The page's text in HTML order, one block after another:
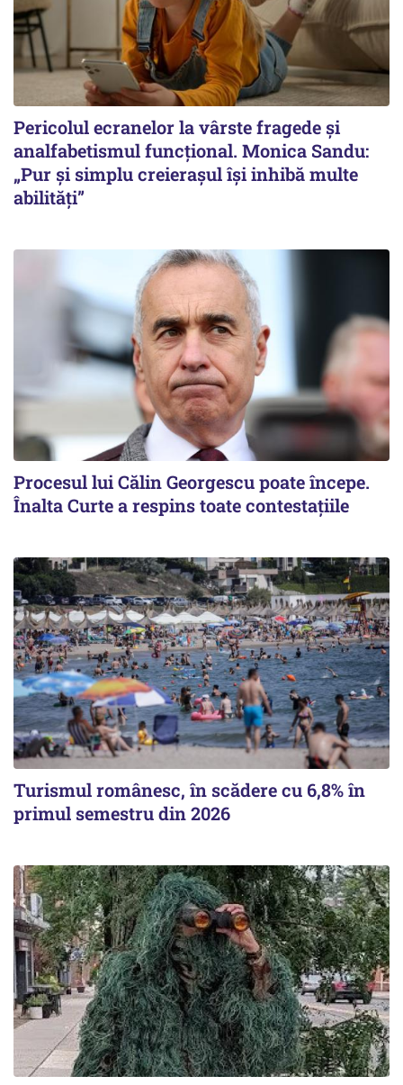
Pericolul ecranelor la vârste fragede și
analfabetismul funcțional. Monica Sandu:
„Pur și simplu creierașul își inhibă multe
abilități”
Procesul lui Călin Georgescu poate începe.
Înalta Curte a respins toate contestațiile
Turismul românesc, în scădere cu 6,8% în
primul semestru din 2026